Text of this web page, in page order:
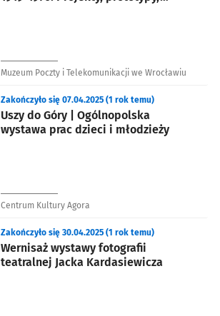
Muzeum Poczty i Telekomunikacji we Wrocławiu
Uszy do Góry | Ogólnopolska
wystawa prac dzieci i młodzieży
Zakończyło się 07.04.2025 (1 rok temu)
Centrum Kultury Agora
Wernisaż wystawy fotografii
teatralnej Jacka Kardasiewicza
Zakończyło się 30.04.2025 (1 rok temu)